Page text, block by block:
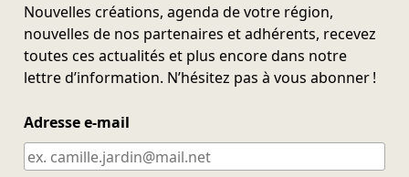
Nouvelles créations, agenda de votre région,
nouvelles de nos partenaires et adhérents, recevez
toutes ces actualités et plus encore dans notre
lettre d’information. N’hésitez pas à vous abonner !
Adresse e-mail